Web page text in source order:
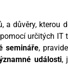
a důvěry,
určitých IT
semináře,
události,